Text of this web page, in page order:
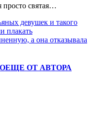
святая…
девушек и такого
плакать
а она отказывала
ЕЩЕ ОТ АВТОРА